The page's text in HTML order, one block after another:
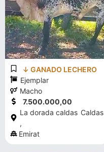
↓ GANADO LECHERO
Ejemplar
Macho
7.500.000,00
La dorada caldas
,
Caldas
Emirat